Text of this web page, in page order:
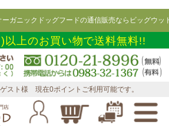
ガニックドッグフードの通信販売ならビッグウッ
以上のお買い物で送料無料!!
スト様 現在0ポイントご利用可能です。